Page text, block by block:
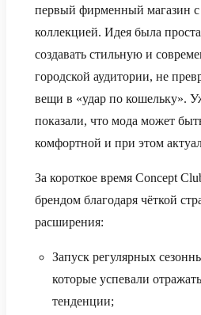
первый фирменный магазин
коллекцией. Идея была
создавать стильную и
городской аудитории, не
вещи в «удар по кошельку».
показали, что мода может
комфортной и при этом
За короткое время Concept
брендом благодаря чёткой
расширения:
Запуск регулярных
которые успевали
тенденции;